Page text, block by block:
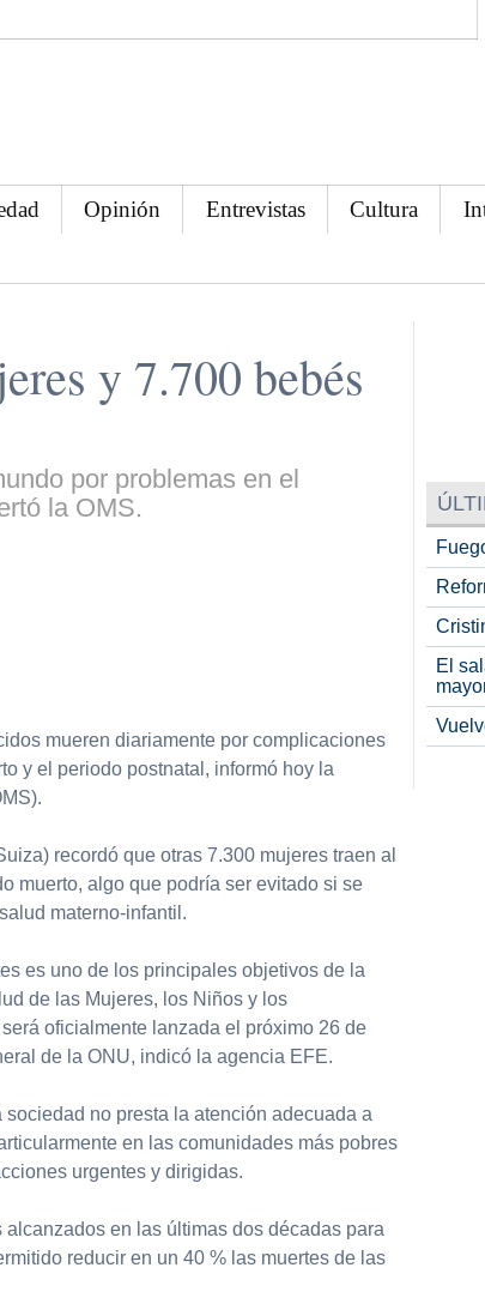
Opinión Entrevistas Cultura
y 7.700 bebés
por problemas en el
la OMS.
mueren diariamente por complicaciones
y el periodo postnatal, informó hoy la
recordó que otras 7.300 mujeres traen al
muerto, algo que podría ser evitado si se
materno-infantil.
es uno de los principales objetivos de la
de las Mujeres, los Niños y los
oficialmente lanzada el próximo 26 de
de la ONU, indicó la agencia EFE.
no presta la atención adecuada a
en las comunidades más pobres
urgentes y dirigidas.
en las últimas dos décadas para
reducir en un 40 % las muertes de las
El